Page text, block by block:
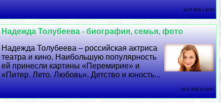
10 07 2026 1:32:10
Надежда Толубеева - биография, семья, фото
Надежда Толубеева – российская актриса
театра и кино. Наибольшую популярность
ей принесли картины «Перемирие» и
«Питер. Лето. Любовь». Детство и юность...
09 07 2026 21:18:47